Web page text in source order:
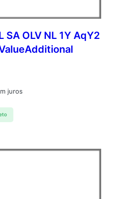
OLV NL 1Y AqY2
juros